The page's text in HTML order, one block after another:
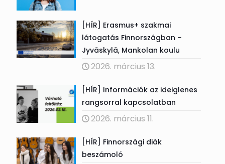
[HÍR] Erasmus+ szakmai
látogatás Finnországban –
Jyväskylä, Mankolan koulu
2026. március 13.
[HÍR] Információk az ideiglenes
rangsorral kapcsolatban
2026. március 11.
[HÍR] Finnországi diák
beszámoló